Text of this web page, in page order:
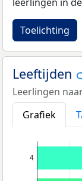
Toelichting
Leeftijden
Leerlingen
Grafiek
4